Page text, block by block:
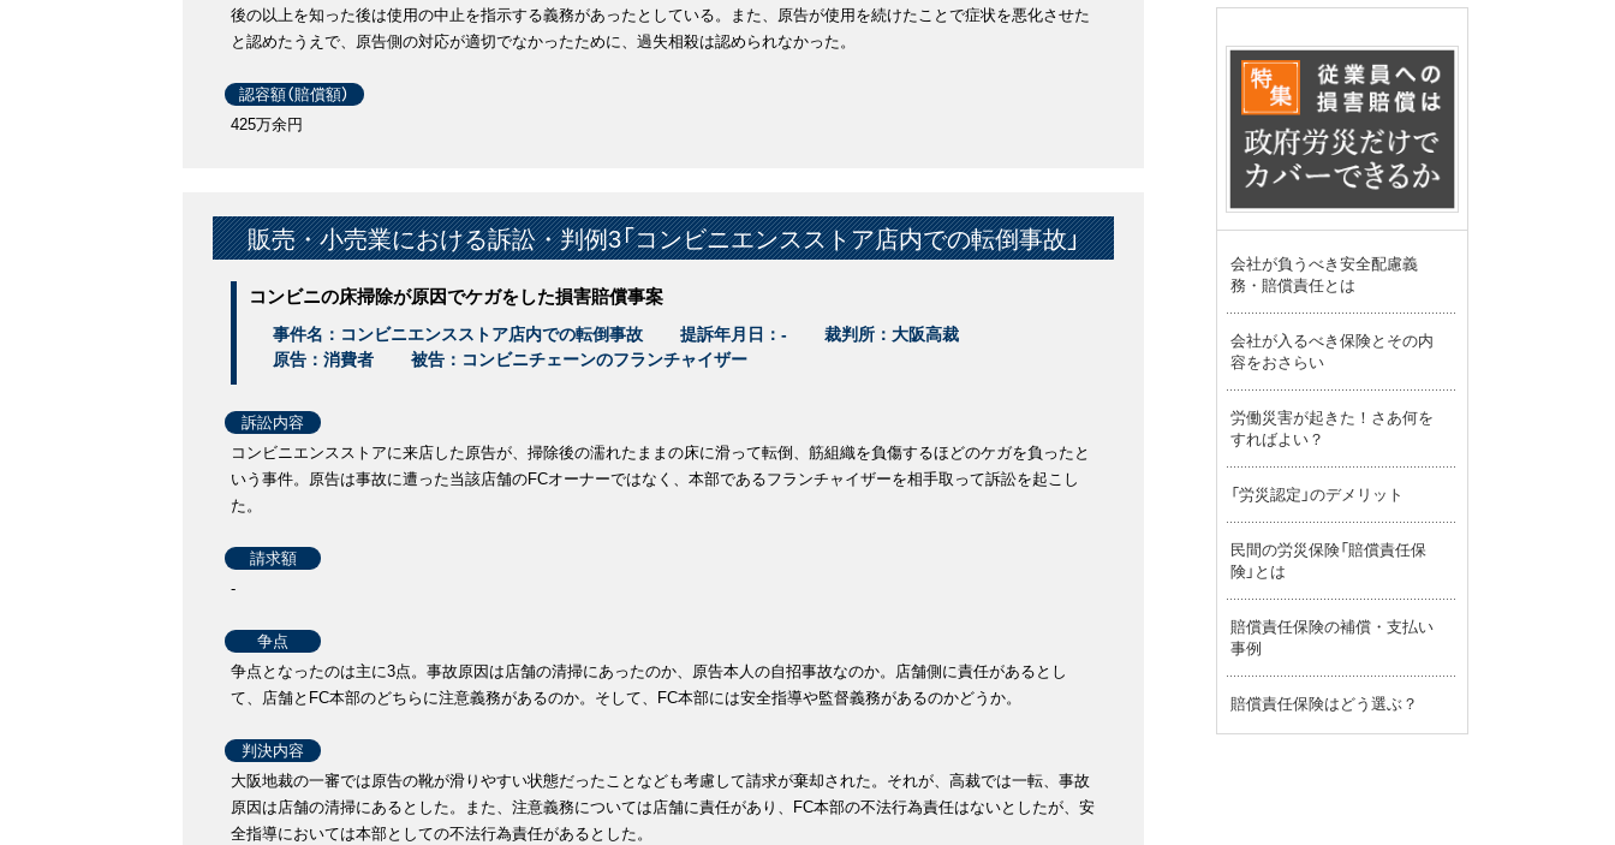
後の以上を知った後は使用の中止を指示する義務があったとしている。また、原告が使用を続けたことで症状を悪化させた
と認めたうえで、原告側の対応が適切でなかったために、過失相殺は認められなかった。
認容額（賠償額）
425万余円
販売・小売業における訴訟・判例3「コンビニエンスストア店内での転倒事故」
コンビニの床掃除が原因でケガをした損害賠償事案
事件名：コンビニエンスストア店内での転倒事故 提訴年月日：-
裁判所：大阪高裁
原告：消費者
被告：コンビニチェーンのフランチャイザー
訴訟内容
コンビニエンスストアに来店した原告が、掃除後の濡れたままの床に滑って転倒、筋組織を負傷するほどのケガを負ったと
いう事件。原告は事故に遭った当該店舗のFCオーナーではなく、本部であるフランチャイザーを相手取って訴訟を起こし
た。
請求額
-
争点
争点となったのは主に3点。事故原因は店舗の清掃にあったのか、原告本人の自招事故なのか。店舗側に責任があるとし
て、店舗とFC本部のどちらに注意義務があるのか。そして、FC本部には安全指導や監督義務があるのかどうか。
判決内容
大阪地裁の一審では原告の靴が滑りやすい状態だったことなども考慮して請求が棄却された。それが、高裁では一転、事故
原因は店舗の清掃にあるとした。また、注意義務については店舗に責任があり、FC本部の不法行為責任はないとしたが、安
全指導においては本部としての不法行為責任があるとした。
会社が負うべき安全配慮義
務・賠償責任とは
会社が入るべき保険とその内
容をおさらい
労働災害が起きた！さあ何を
すればよい？
「労災認定」のデメリット
民間の労災保険「賠償責任保
険」とは
賠償責任保険の補償・支払い
事例
賠償責任保険はどう選ぶ？